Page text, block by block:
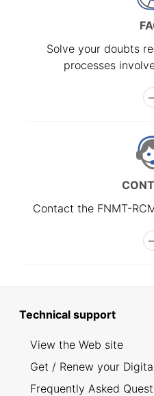
Solve your doubts
processes
Contact the FNMT-
Technical support
View the Web site
Get / Renew your
Frequently Asked